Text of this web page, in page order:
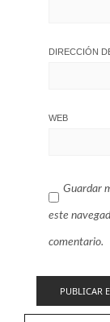
DIRECCIÓN
WEB
Guardar
este
comentario.